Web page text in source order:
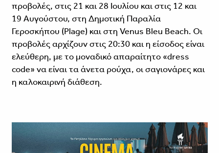
προβολές, στις 21 και 28 Ιουλίου και στις 12 και
19 Αυγούστου, στη Δημοτική Παραλία
Γεροσκήπου (Plage) και στη Venus Bleu Beach. Οι
προβολές αρχίζουν στις 20:30 και η είσοδος είναι
ελεύθερη, με το μοναδικό απαραίτητο «dress
code» να είναι τα άνετα ρούχα, οι σαγιονάρες και
η καλοκαιρινή διάθεση.